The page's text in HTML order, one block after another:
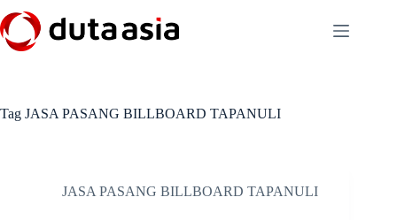
to
content
Tag JASA PASANG BILLBOARD TAPANULI
JASA PASANG BILLBOARD TAPANULI